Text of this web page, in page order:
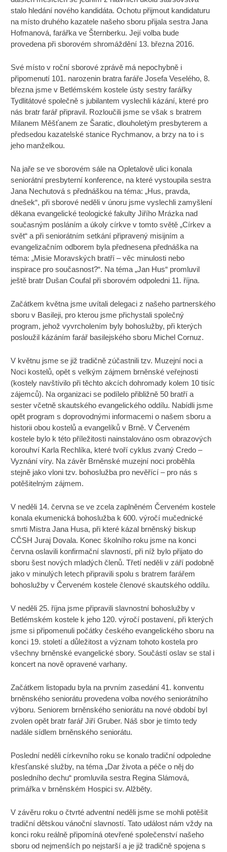
stalo hledání nového kandidáta. Ochotu přijmout kandidaturu
na místo druhého kazatele našeho sboru přijala sestra Jana
Hofmanová, farářka ve Šternberku. Její volba bude
provedena při sborovém shromáždění 13. března 2016.
Své místo v roční sborové zprávě má nepochybně i
připomenutí 101. narozenin bratra faráře Josefa Veselého, 8.
března jsme v Betlémském kostele ústy sestry farářky
Tydlitátové společně s jubilantem vyslechli kázání, které pro
nás bratr farář připravil. Rozloučili jsme se však s bratrem
Milanem Měšťanem ze Šaratic, dlouholetým presbyterem a
předsedou kazatelské stanice Rychmanov, a brzy na to i s
jeho manželkou.
Na jaře se ve sborovém sále na Opletalově ulici konala
seniorátní presbyterní konference, na které vystoupila sestra
Jana Nechutová s přednáškou na téma: „Hus, pravda,
dnešek“, při sborové neděli v únoru jsme vyslechli zamyšlení
děkana evangelické teologické fakulty Jiřího Mrázka nad
současným posláním a úkoly církve v tomto světě „Církev a
svět“ a při seniorátním setkání připravený misijním a
evangelizačním odborem byla přednesena přednáška na
téma: „Misie Moravských bratří – věc minulosti nebo
inspirace pro současnost?“. Na téma „Jan Hus“ promluvil
ještě bratr Dušan Coufal při sborovém odpoledni 11. října.
Začátkem května jsme uvítali delegaci z našeho partnerského
sboru v Basileji, pro kterou jsme přichystali společný
program, jehož vyvrcholením byly bohoslužby, při kterých
posloužil kázáním farář basilejského sboru Michel Cornuz.
V květnu jsme se již tradičně zúčastnili tzv. Muzejní noci a
Noci kostelů, opět s velkým zájmem brněnské veřejnosti
(kostely navštívilo při těchto akcích dohromady kolem 10 tisíc
zájemců). Na organizaci se podílelo přibližně 50 bratří a
sester včetně skautského evangelického oddílu. Nabídli jsme
opět program s doprovodnými informacemi o našem sboru a
historii obou kostelů a evangelíků v Brně. V Červeném
kostele bylo k této příležitosti nainstalováno osm obrazových
korouhví Karla Rechlíka, které tvoří cyklus zvaný Credo –
Vyznání víry. Na závěr Brněnské muzejní noci proběhla
stejně jako vloni tzv. bohoslužba pro nevěřící – pro nás s
potěšitelným zájmem.
V neděli 14. června se ve zcela zaplněném Červeném kostele
konala ekumenická bohoslužba k 600. výročí mučednické
smrti Mistra Jana Husa, při které kázal brněnský biskup
CČSH Juraj Dovala. Konec školního roku jsme na konci
června oslavili konfirmační slavností, při níž bylo přijato do
sboru šest nových mladých členů. Třetí neděli v září podobně
jako v minulých letech připravili spolu s bratrem farářem
bohoslužby v Červeném kostele členové skautského oddílu.
V neděli 25. října jsme připravili slavnostní bohoslužby v
Betlémském kostele k jeho 120. výročí postavení, při kterých
jsme si připomenuli počátky českého evangelického sboru na
konci 19. století a důležitost a význam tohoto kostela pro
všechny brněnské evangelické sbory. Součástí oslav se stal i
koncert na nově opravené varhany.
Začátkem listopadu byla na prvním zasedání 41. konventu
brněnského seniorátu provedena volba nového seniorátního
výboru. Seniorem brněnského seniorátu na nové období byl
zvolen opět bratr farář Jiří Gruber. Náš sbor je tímto tedy
nadále sídlem brněnského seniorátu.
Poslední neděli církevního roku se konalo tradiční odpoledne
křesťanské služby, na téma „Dar života a péče o něj do
posledního dechu“ promluvila sestra Regina Slámová,
primářka v brněnském Hospici sv. Alžběty.
V závěru roku o čtvrté adventní neděli jsme se mohli potěšit
tradiční dětskou vánoční slavností. Tato událost nám vždy na
konci roku reálně připomíná otevřené společenství našeho
sboru od nejmenších po nejstarší a je již tradičně spojena s